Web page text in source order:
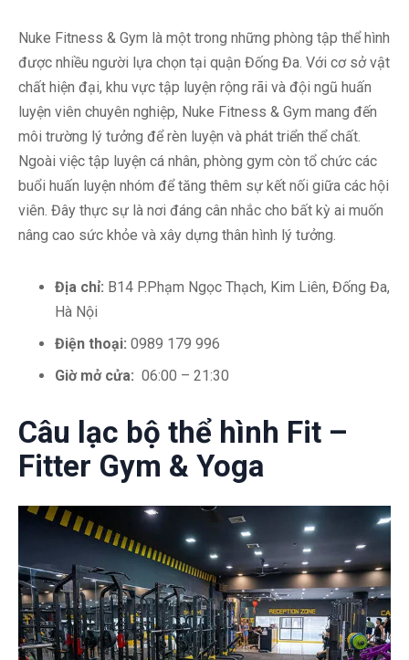
Nuke Fitness & Gym là một trong những phòng tập thể hình
được nhiều người lựa chọn tại quận Đống Đa. Với cơ sở vật
chất hiện đại, khu vực tập luyện rộng rãi và đội ngũ huấn
luyện viên chuyên nghiệp, Nuke Fitness & Gym mang đến
môi trường lý tưởng để rèn luyện và phát triển thể chất.
Ngoài việc tập luyện cá nhân, phòng gym còn tổ chức các
buổi huấn luyện nhóm để tăng thêm sự kết nối giữa các hội
viên. Đây thực sự là nơi đáng cân nhắc cho bất kỳ ai muốn
nâng cao sức khỏe và xây dựng thân hình lý tưởng.
Địa chỉ: B14 P.Phạm Ngọc Thạch, Kim Liên, Đống Đa,
Hà Nội
Điện thoại: 0989 179 996
Giờ mở cửa: 06:00 – 21:30
Câu lạc bộ thể hình Fit –
Fitter Gym & Yoga